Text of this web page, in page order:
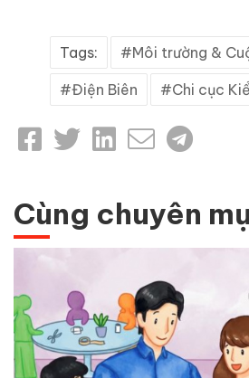
Tags: Môi trường &
Điện Biên Chi cục
Cùng chuyên